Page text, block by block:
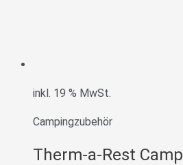
inkl. 19 % MwSt.
Campingzubehör
Therm-a-Rest